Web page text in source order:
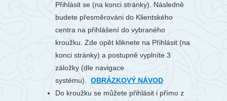
Přihlásit se (na konci stránky). Následně
budete přesměrováni do Klientského
centra na přihlášení do vybraného
kroužku. Zde opět kliknete na Přihlásit (na
konci stránky) a postupně vyplníte 3
záložky (dle navigace
systému). OBRÁZKOVÝ NÁVOD
Do kroužku se můžete přihlásit i přímo z